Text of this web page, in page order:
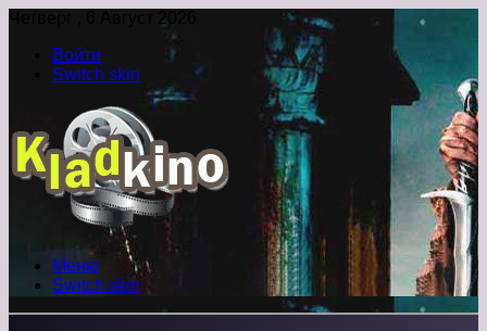
Четверг , 6 Август 2026
Войти
Switch skin
Меню
Switch skin